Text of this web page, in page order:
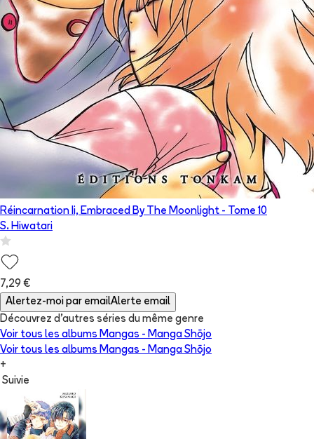
Réincarnation Ii, Embraced By The Moonlight - Tome 10
S. Hiwatari
7,29 €
Alertez-moi par emailAlerte email
Découvrez d'autres séries du même genre
Voir tous les albums Mangas - Manga Shōjo
Voir tous les albums Mangas - Manga Shōjo
+
Suivie